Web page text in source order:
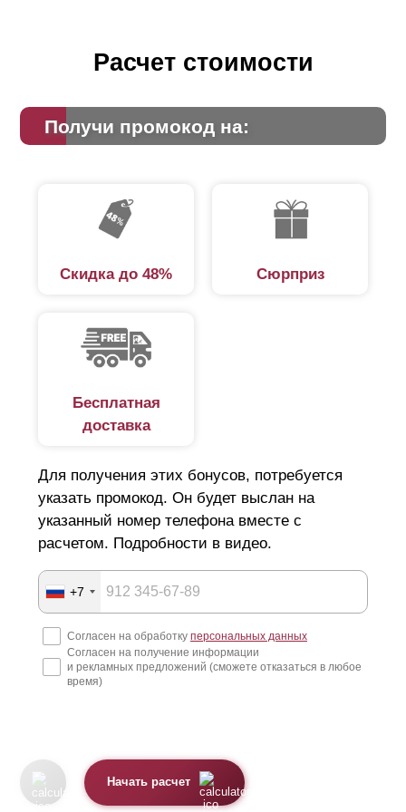
Расчет стоимости
Получи промокод на:
Скидка до 48% Сюрприз
Бесплатная
доставка
Для получения этих бонусов, потребуется
указать промокод. Он будет выслан на
указанный номер телефона вместе с
расчетом. Подробности в видео.
+7
Согласен на обработку персональных данных
Согласен на получение информации
и рекламных предложений (сможете отказаться в любое
время)
Начать расчет